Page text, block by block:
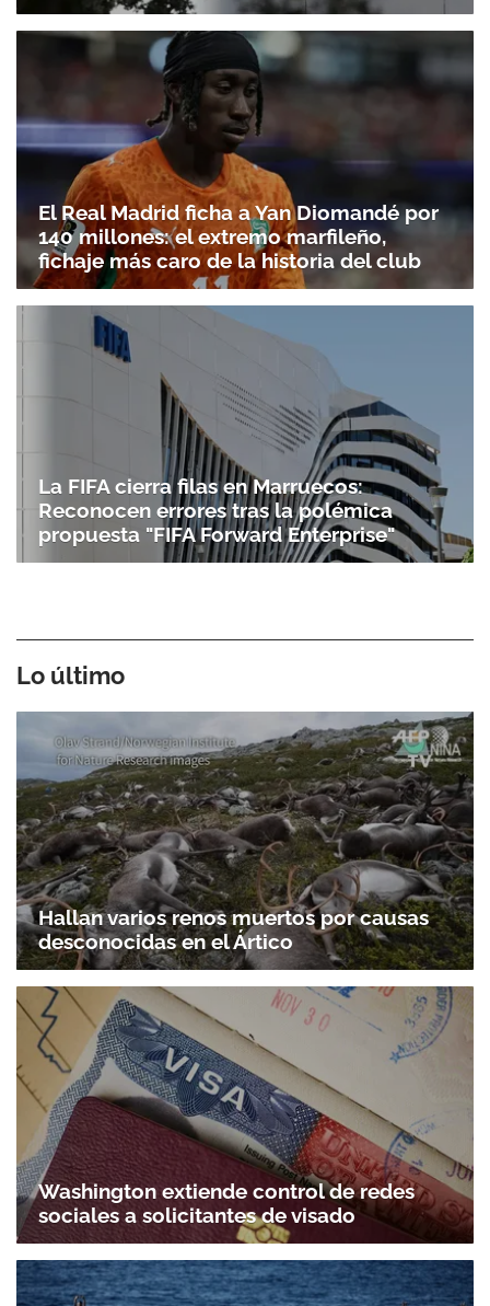
El Real Madrid ficha a Yan Diomandé por
140 millones: el extremo marfileño,
fichaje más caro de la historia del club
La FIFA cierra filas en Marruecos:
Reconocen errores tras la polémica
propuesta "FIFA Forward Enterprise"
Lo último
Hallan varios renos muertos por causas
desconocidas en el Ártico
Washington extiende control de redes
sociales a solicitantes de visado